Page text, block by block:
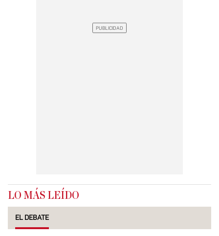
LO MÁS LEÍDO
EL DEBATE